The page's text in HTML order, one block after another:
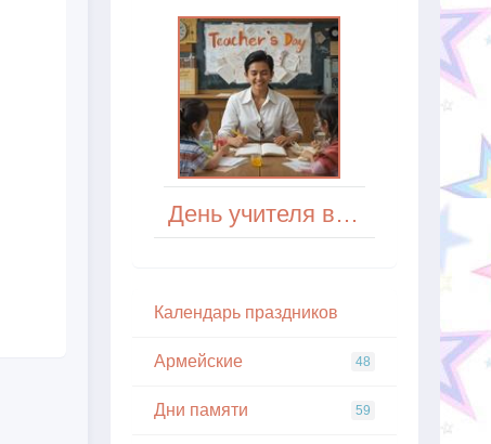
День учителя в Гватемале
Кaлeндapь пpaздникoв
Армейские 48
Дни памяти 59